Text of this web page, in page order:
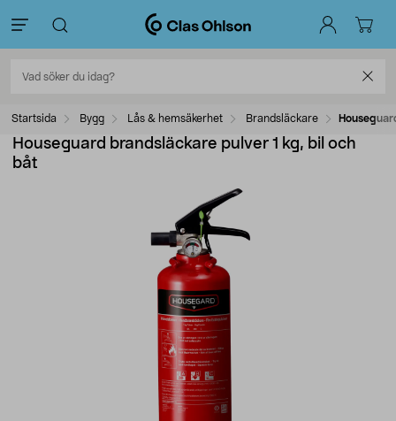
Startsida Bygg Lås & hemsäkerhet Brandsläckare
Houseguard brandsläckare pulver 1 kg, bil och
båt